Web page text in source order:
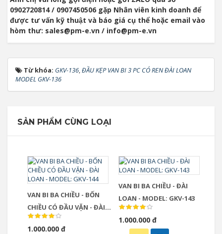
0902720814 / 0907450506 gặp Nhân viên kinh doanh để
được tư vấn kỹ thuật và báo giá cụ thể hoặc email vào
hòm thư: sales@pm-e.vn / info@pm-e.vn
Từ khóa: GKV-136,ĐẦU KẸP VAN BI 3 PC CÓ REN ĐÀI LOAN
MODEL GKV-136
SẢN PHẨM CÙNG LOẠI
VAN BI BA CHIỀU - BỐN
CHIỀU CÓ ĐẦU VẶN - ĐÀI
LOAN - MODEL: GKV-144
1.000.000 đ
VAN BI BA CHIỀU - ĐÀI
LOAN - MODEL: GKV-143
1.000.000 đ